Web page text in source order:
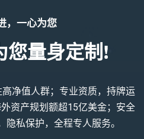
，一心为您
您量身定制!
净值人群；专业资质，持牌运
资产规划额超15亿美金；安全
私保护，全程专人服务。